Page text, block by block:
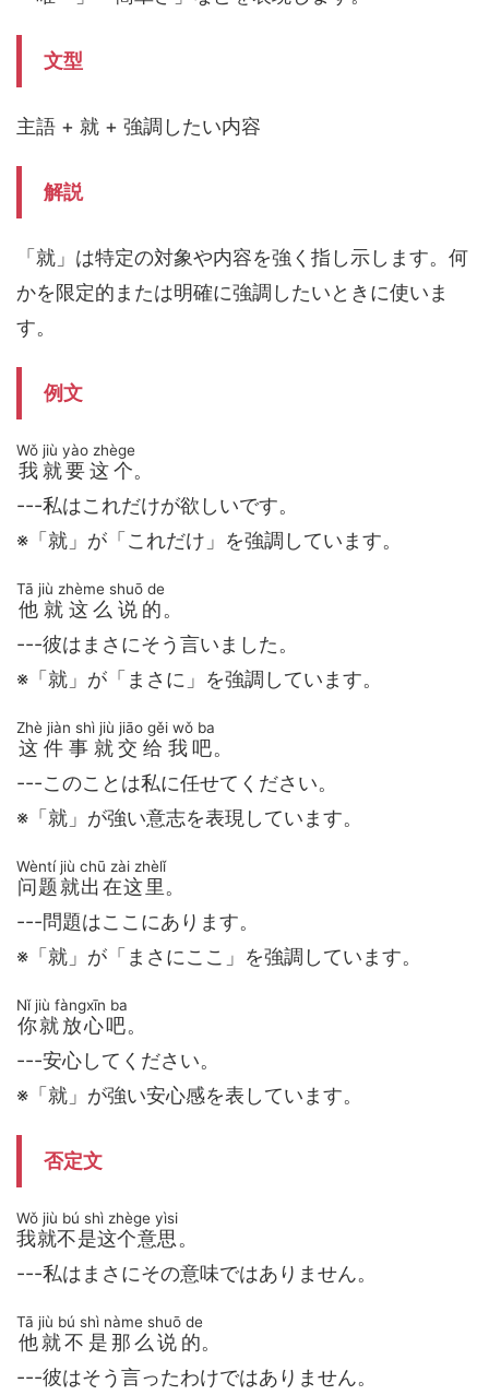
文型
主語 + 就 + 強調したい内容
解説
「就」は特定の対象や内容を強く指し示します。何
かを限定的または明確に強調したいときに使いま
す。
例文
我就要这个
Wǒ jiù yào zhège
。
---私はこれだけが欲しいです。
※「就」が「これだけ」を強調しています。
他就这么说的
Tā jiù zhème shuō de
。
---彼はまさにそう言いました。
※「就」が「まさに」を強調しています。
这件事就交给我吧
Zhè jiàn shì jiù jiāo gěi wǒ ba
。
---このことは私に任せてください。
※「就」が強い意志を表現しています。
问题就出在这里
Wèntí jiù chū zài zhèlǐ
。
---問題はここにあります。
※「就」が「まさにここ」を強調しています。
你就放心吧
Nǐ jiù fàngxīn ba
。
---安心してください。
※「就」が強い安心感を表しています。
否定文
我就不是这个意思
Wǒ jiù bú shì zhège yìsi
。
---私はまさにその意味ではありません。
他就不是那么说的
Tā jiù bú shì nàme shuō de
。
---彼はそう言ったわけではありません。